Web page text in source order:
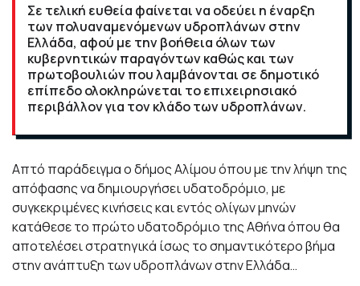
Σε τελική ευθεία φαίνεται να οδεύει η έναρξη
των πολυαναμενόμενων υδροπλάνων στην
Ελλάδα, αφού με την βοήθεια όλων των
κυβερνητικών παραγόντων καθώς και των
πρωτοβουλιών που λαμβάνονται σε δημοτικό
επίπεδο ολοκληρώνεται το επιχειρησιακό
περιβάλλον για τον κλάδο των υδροπλάνων.
Απτό παράδειγμα ο δήμος Αλίμου όπου με την λήψη της
απόφασης να δημιουργήσει υδατοδρόμιο, με
συγκεκριμένες κινήσεις και εντός ολίγων μηνών
κατάθεσε το πρώτο υδατοδρόμιο της Αθήνα όπου θα
αποτελέσει στρατηγικά ίσως το σημαντικότερο βήμα
στην ανάπτυξη των υδροπλάνων στην Ελλάδα…